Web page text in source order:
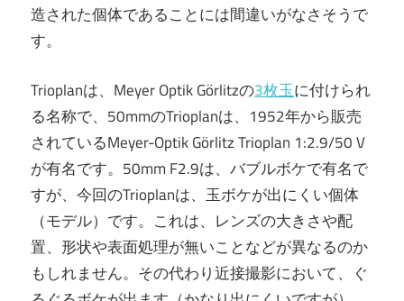
造された個体であることには間違いがなさそうで
す。
Trioplanは、Meyer Optik Görlitzの3枚玉に付けられ
る名称で、50mmのTrioplanは、1952年から販売
されているMeyer-Optik Görlitz Trioplan 1:2.9/50 V
が有名です。50mm F2.9は、バブルボケで有名で
すが、今回のTrioplanは、玉ボケが出にくい個体
（モデル）です。これは、レンズの大きさや配
置、形状や表面処理が無いことなどが異なるのか
もしれません。その代わり近接撮影において、ぐ